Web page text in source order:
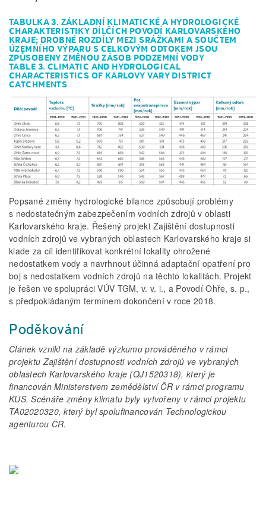
TABULKA 3. ZÁKLADNÍ KLIMATICKÉ A HYDROLOGICKÉ
CHARAKTERISTIKY DÍLČÍCH POVODÍ KARLOVARSKÉHO
KRAJE; DROBNÉ ROZDÍLY MEZI SRÁŽKAMI A SOUČTEM
ÚZEMNÍHO VÝPARU S CELKOVÝM ODTOKEM JSOU
ZPŮSOBENY ZMĚNOU ZÁSOB PODZEMNÍ VODY
TABLE 3. CLIMATIC AND HYDROLOGICAL
CHARACTERISTICS OF KARLOVY VARY DISTRICT
CATCHMENTS
Popsané změny hydrologické bilance způsobují problémy
s nedostatečným zabezpečením vodních zdrojů v oblasti
Karlovarského kraje. Řešený projekt Zajištění dostupnosti
vodních zdrojů ve vybraných oblastech Karlovarského kraje si
klade za cíl identifikovat konkrétní lokality ohrožené
nedostatkem vody a navrhnout účinná adaptační opatření pro
boj s nedostatkem vodních zdrojů na těchto lokalitách. Projekt
je řešen ve spolupráci VÚV TGM, v. v. i., a Povodí Ohře, s. p.,
s předpokládaným termínem dokončení v roce 2018.
Poděkování
Článek vznikl na základě výzkumu prováděného v rámci
projektu Zajištění dostupnosti vodních zdrojů ve vybraných
oblastech Karlovarského kraje (QJ1520318), který je
financován Ministerstvem zemědělství ČR v rámci programu
KUS. Scénáře změny klimatu byly vytvořeny v rámci projektu
TA02020320, který byl spolufinancován Technologickou
agenturou ČR.